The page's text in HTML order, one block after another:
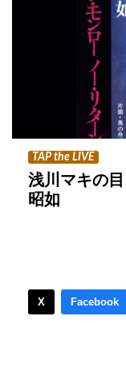
TAP the LIVE
浅川マキの
昭如
X Facebook